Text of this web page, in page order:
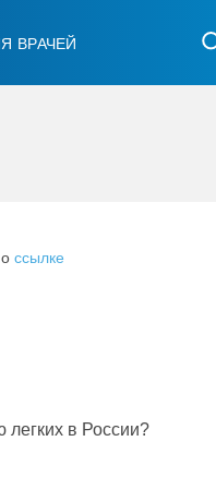
ВРАЧЕЙ
ссылке
легких в России?